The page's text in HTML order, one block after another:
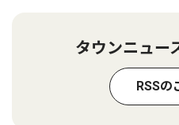
タウンニュー
RSSの